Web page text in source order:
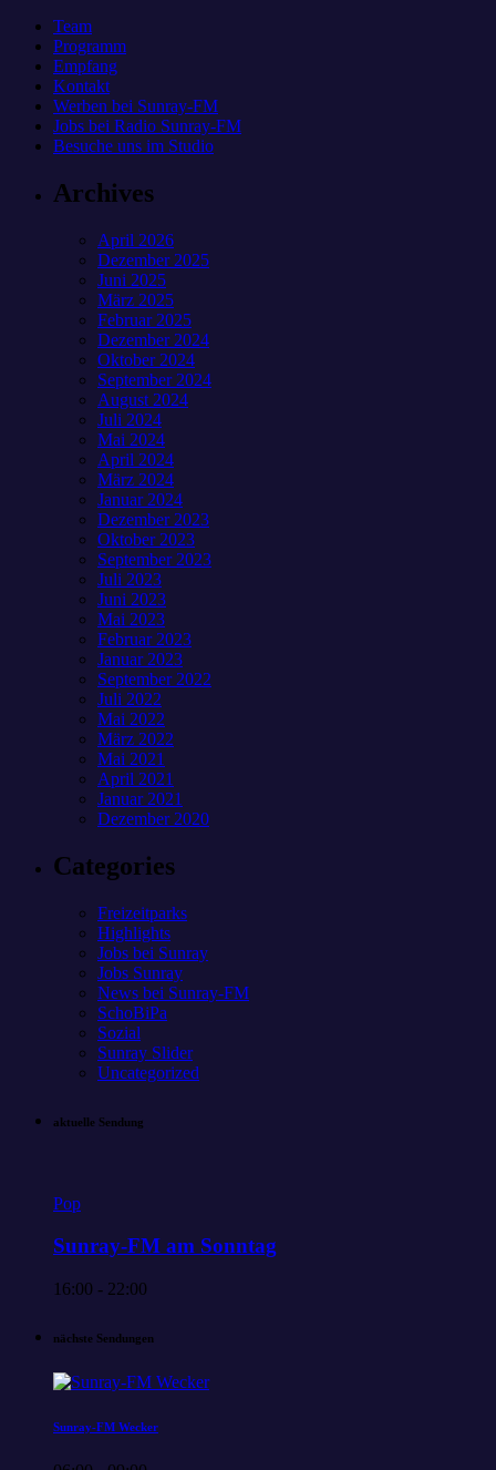
Team
Programm
Empfang
Kontakt
Werben bei Sunray-FM
Jobs bei Radio Sunray-FM
Besuche uns im Studio
Archives
April 2026
Dezember 2025
Juni 2025
März 2025
Februar 2025
Dezember 2024
Oktober 2024
September 2024
August 2024
Juli 2024
Mai 2024
April 2024
März 2024
Januar 2024
Dezember 2023
Oktober 2023
September 2023
Juli 2023
Juni 2023
Mai 2023
Februar 2023
Januar 2023
September 2022
Juli 2022
Mai 2022
März 2022
Mai 2021
April 2021
Januar 2021
Dezember 2020
Categories
Freizeitparks
Highlights
Jobs bei Sunray
Jobs Sunray
News bei Sunray-FM
SchoBiPa
Sozial
Sunray Slider
Uncategorized
aktuelle Sendung
Pop
Sunray-FM am Sonntag
16:00 - 22:00
nächste Sendungen
Sunray-FM Wecker